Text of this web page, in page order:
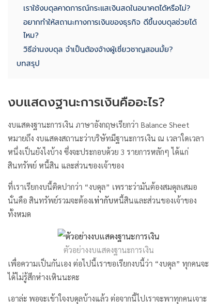
เราใช้งบดุลคาดการณ์กระแสเงินสดในอนาคตได้หรือไม่?
อยากทำให้สถานะทางการเงินของธุรกิจ ดีขึ้นงบดุลช่วยได้
ไหม?
วิธีอ่านงบดุล จำเป็นต้องจ้างผู้เชี่ยวชาญสอนมั้ย?
บทสรุป
งบแสดงฐานะการเงินคืออะไร?
งบแสดงฐานะการเงิน ภาษาอังกฤษเรียกว่า Balance Sheet
หมายถึง งบแสดงสถานะว่าบริษัทมีฐานะการเงิน ณ เวลาใดเวลา
หนึ่งเป็นยังไงบ้าง ซึ่งจะประกอบด้วย 3 รายการหลักๆ ได้แก่
สินทรัพย์ หนี้สิน และส่วนของเจ้าของ
ที่เราเรียกงบนี้ติดปากว่า “งบดุล” เพราะว่ามันต้องสมดุลเสมอ
นั่นคือ สินทรัพย์รวมจะต้องเท่ากับหนี้สินและส่วนของเจ้าของ
ทั้งหมด
ตัวอย่างงบแสดงฐานะการเงิน
เพื่อความเป็นกันเอง ต่อไปนี้เราขอเรียกงบนี้ว่า “งบดุล” ทุกคนจะ
ได้ไม่รู้สึกห่างเหินนะคะ
เอาล่ะ พอจะเข้าใจงบดุลบ้างแล้ว ต่อจากนี้ไปเราจะพาทุกคนเจาะ